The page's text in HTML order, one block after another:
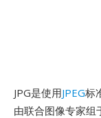
JPG是使用JPEG标
由联合图像专家组